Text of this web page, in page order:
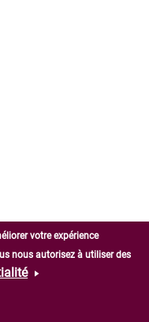
l'Ouest. Tous droits
votre expérience
nous autorisez à utiliser des